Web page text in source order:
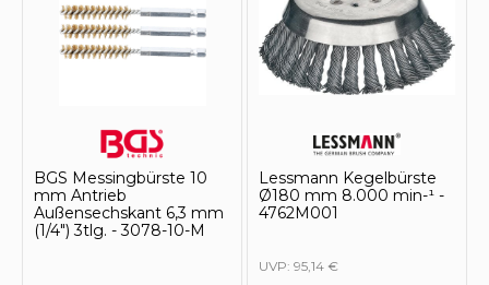
BGS Messingbürste 10
mm Antrieb
Außensechskant 6,3 mm
(1/4") 3tlg. - 3078-10-M
Lessmann Kegelbürste
Ø180 mm 8.000 min-¹ -
4762M001
UVP: 95,14 €